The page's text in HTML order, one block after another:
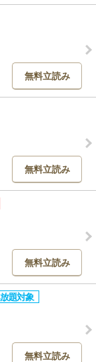
無料立読み
無料立読み
無料立読み
無料立読み